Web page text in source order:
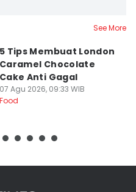
See More
5 Tips Membuat London
Caramel Chocolate
Cake Anti Gagal
07 Agu 2026, 09:33 WIB
Food